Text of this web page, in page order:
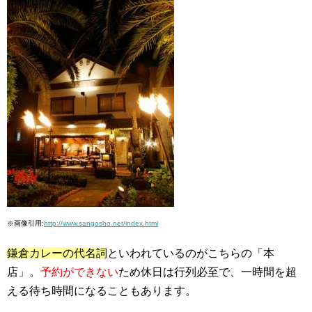
※画像引用:http://www.sangosho.net/index.html
鎌倉カレーの代名詞 といわれているのがこちらの「本
店」。 予約ができないため休日は行列必至で、一時間を超
える待ち時間になることもあります。